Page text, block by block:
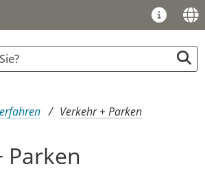
Verkehr + Parken
Parken